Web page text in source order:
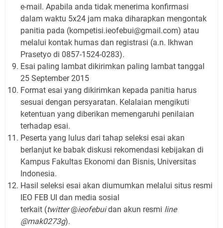
e-mail. Apabila anda tidak menerima konfirmasi
dalam waktu 5x24 jam maka diharapkan mengontak
panitia pada (kompetisi.ieofebui@gmail.com) atau
melalui kontak humas dan registrasi (a.n. Ikhwan
Prasetyo di 0857-1524-0283).
Esai paling lambat dikirimkan paling lambat tanggal
25 September 2015
Format esai yang dikirimkan kepada panitia harus
sesuai dengan persyaratan. Kelalaian mengikuti
ketentuan yang diberikan memengaruhi penilaian
terhadap esai.
Peserta yang lulus dari tahap seleksi esai akan
berlanjut ke babak diskusi rekomendasi kebijakan di
Kampus Fakultas Ekonomi dan Bisnis, Universitas
Indonesia.
Hasil seleksi esai akan diumumkan melalui situs resmi
IEO FEB UI dan media sosial
terkait (twitter @ieofebui dan akun resmi line
@mak0273g).